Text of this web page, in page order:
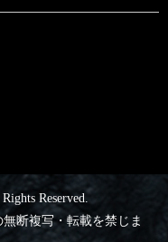
Reserved.
断複写・転載を禁じま